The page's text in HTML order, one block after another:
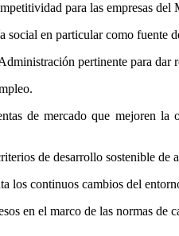
para las empresas
en particular como fuente
pertinente para dar
de mercado que mejoren
de desarrollo sostenible de
los continuos cambios del
en el marco de las normas de